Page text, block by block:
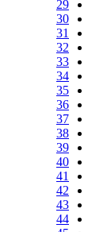
29
30
31
32
33
34
35
36
37
38
39
40
41
42
43
44